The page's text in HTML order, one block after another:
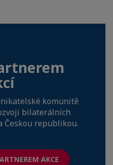
komunitě
bilaterálních
Českou republikou.
AKCE